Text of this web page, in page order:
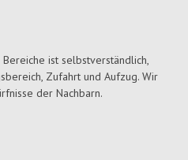
ist selbstverständlich,
Zufahrt und Aufzug. Wir
der Nachbarn.